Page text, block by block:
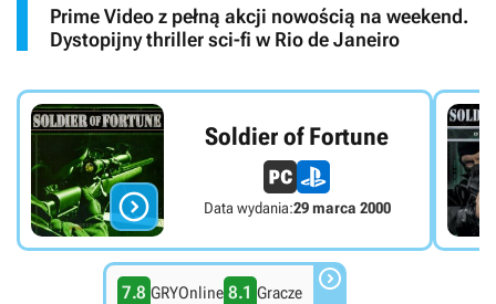
Prime Video z pełną akcji nowością na weekend.
Dystopijny thriller sci-fi w Rio de Janeiro

Soldier of Fortune
Data wydania:29 marca 2000
7.8 GRYOnline 8.1 Gracze 